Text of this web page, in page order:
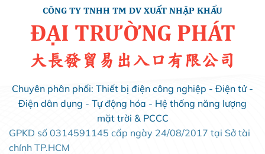
CÔNG TY TNHH TM DV XUẤT NHẬP KHẨU
ĐẠI TRƯỜNG PHÁT
大長發貿易出入口有限公司
Chuyên phân phối: Thiết bị điện công nghiệp - Điện tử -
Điện dân dụng - Tự động hóa - Hệ thống năng lượng
mặt trời & PCCC
GPKD số 0314591145 cấp ngày 24/08/2017 tại Sở tài
chính TP.HCM